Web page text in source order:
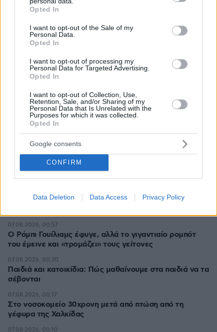
grant or deny consent to Google and its third-party tags to
use your data for below specified purposes in below Google
consent section.
Opted In
I want to opt-out of the Sale of my
Personal Data.
Opted In
I want to opt-out of processing my
Personal Data for Targeted Advertising.
Opted In
I want to opt-out of Collection, Use,
Retention, Sale, and/or Sharing of my
Personal Data that Is Unrelated with the
Purposes for which it was collected.
Opted In
Google consents
CONFIRM
Data Deletion Data Access Privacy Policy
ΡΟΗ ΕΙΔΗΣΕΩΝ
Ειδήσεις
Τουλάχιστον 11 τραυματίες σε επιθέσεις των Χούθι στη
πριν 16 λεπτά
Γκολ ο Παυλίδης στη εξάρα της Μπενφίκα στη Χαρτς και
μια ανάσα από τα play-offs του Europa League, δείτε τα
πριν 41 λεπτά
Νεκρός σε πισίνα 24χρονος που κατηγορήθηκε ότι
εξαπάτησε πρώην αστέρες του NFL
07.08.2026, 01:44
πληροφορίες για επικείμενες επιθέσεις από ιρακινές
07.08.2026, 01:21
Ο Ρόμπι Γουίλιαμς έφυγε, αλλά το γιγαντιαίο ρομπότ
του έμεινε και «τρομάζει» τους γείτονες
07.08.2026, 00:57
Παιδιά και κατοικίδια: Πώς μαθαίνουμε στα παιδιά να τα
σέβονται
07.08.2026, 00:30
Στο νοσοκομείο 30χρονη μετά από πτώση από τη
γέφυρα της Χαλκίδας
07.08.2026, 00:17
07.08.2026, 00:10